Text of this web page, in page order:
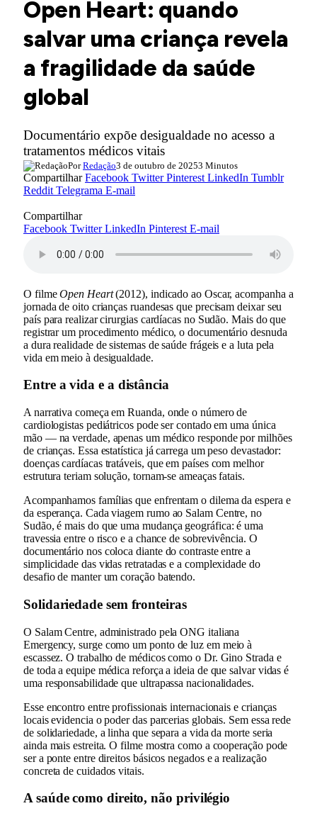
Open Heart: quando
salvar uma criança revela
a fragilidade da saúde
global
Documentário expõe desigualdade no acesso a
tratamentos médicos vitais
Por Redação3 de outubro de 20253 Minutos
CompartilharFacebook Twitter Pinterest LinkedIn Tumblr
Reddit Telegrama E-mail
Compartilhar
Facebook Twitter LinkedIn Pinterest E-mail
O filmeOpen Heart(2012), indicado ao Oscar, acompanha a
jornada de oito crianças ruandesas que precisam deixar seu
país para realizar cirurgias cardíacas no Sudão. Mais do que
registrar um procedimento médico, o documentário desnuda
a dura realidade de sistemas de saúde frágeis e a luta pela
vida em meio à desigualdade.
Entre a vida e a distância
A narrativa começa em Ruanda, onde o número de
cardiologistas pediátricos pode ser contado em uma única
mão — na verdade, apenas um médico responde por milhões
de crianças. Essa estatística já carrega um peso devastador:
doenças cardíacas tratáveis, que em países com melhor
estrutura teriam solução, tornam-se ameaças fatais.
Acompanhamos famílias que enfrentam o dilema da espera e
da esperança. Cada viagem rumo ao Salam Centre, no
Sudão, é mais do que uma mudança geográfica: é uma
travessia entre o risco e a chance de sobrevivência. O
documentário nos coloca diante do contraste entre a
simplicidade das vidas retratadas e a complexidade do
desafio de manter um coração batendo.
Solidariedade sem fronteiras
O Salam Centre, administrado pela ONG italiana
Emergency, surge como um ponto de luz em meio à
escassez. O trabalho de médicos como o Dr. Gino Strada e
de toda a equipe médica reforça a ideia de que salvar vidas é
uma responsabilidade que ultrapassa nacionalidades.
Esse encontro entre profissionais internacionais e crianças
locais evidencia o poder das parcerias globais. Sem essa rede
de solidariedade, a linha que separa a vida da morte seria
ainda mais estreita. O filme mostra como a cooperação pode
ser a ponte entre direitos básicos negados e a realização
concreta de cuidados vitais.
A saúde como direito, não privilégio